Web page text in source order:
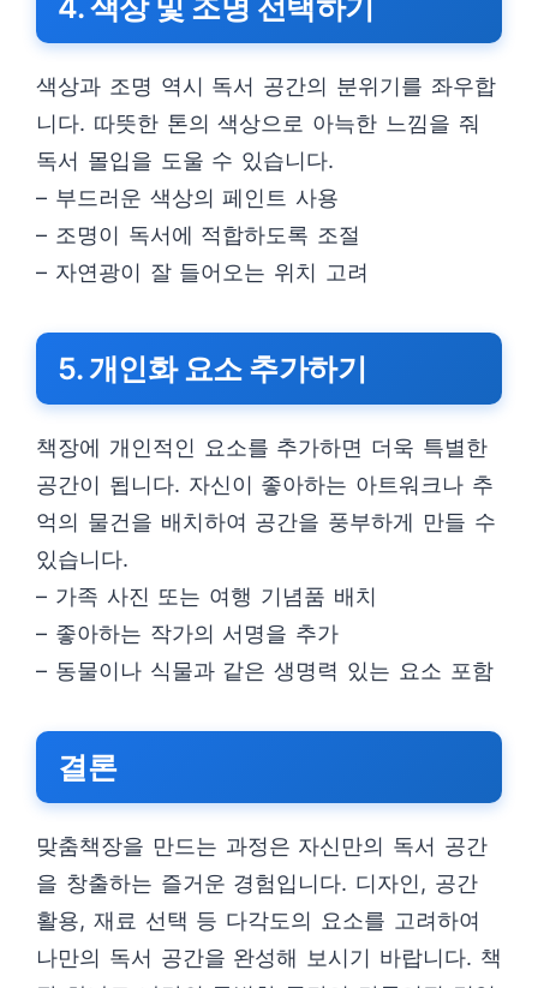
4. 색상 및 조명 선택하기
색상과 조명 역시 독서 공간의 분위기를 좌우합
니다. 따뜻한 톤의 색상으로 아늑한 느낌을 줘
독서 몰입을 도울 수 있습니다.
– 부드러운 색상의 페인트 사용
– 조명이 독서에 적합하도록 조절
– 자연광이 잘 들어오는 위치 고려
5. 개인화 요소 추가하기
책장에 개인적인 요소를 추가하면 더욱 특별한
공간이 됩니다. 자신이 좋아하는 아트워크나 추
억의 물건을 배치하여 공간을 풍부하게 만들 수
있습니다.
– 가족 사진 또는 여행 기념품 배치
– 좋아하는 작가의 서명을 추가
– 동물이나 식물과 같은 생명력 있는 요소 포함
결론
맞춤책장을 만드는 과정은 자신만의 독서 공간
을 창출하는 즐거운 경험입니다. 디자인, 공간
활용, 재료 선택 등 다각도의 요소를 고려하여
나만의 독서 공간을 완성해 보시기 바랍니다. 책